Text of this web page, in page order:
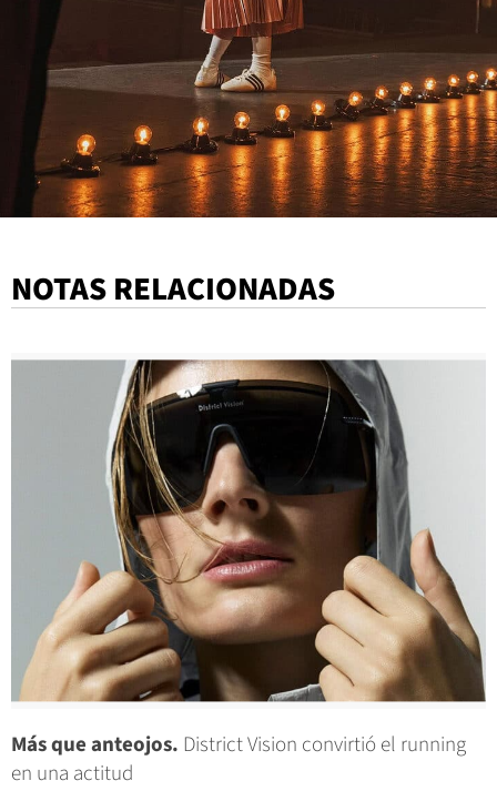
NOTAS RELACIONADAS
Más que anteojos. District Vision convirtió el running
en una actitud